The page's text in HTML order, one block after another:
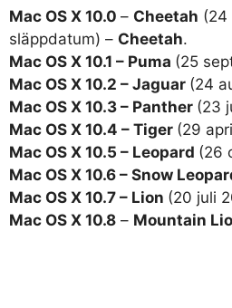
Mac OS X 10.0 – Cheetah (24
släppdatum) – Cheetah.
Mac OS X 10.1 – Puma (25
Mac OS X 10.2 – Jaguar (24
Mac OS X 10.3 – Panther (23
Mac OS X 10.4 – Tiger (29
Mac OS X 10.5 – Leopard (26
Mac OS X 10.6 – Snow
Mac OS X 10.7 – Lion (20 juli
Mac OS X 10.8 – Mountain